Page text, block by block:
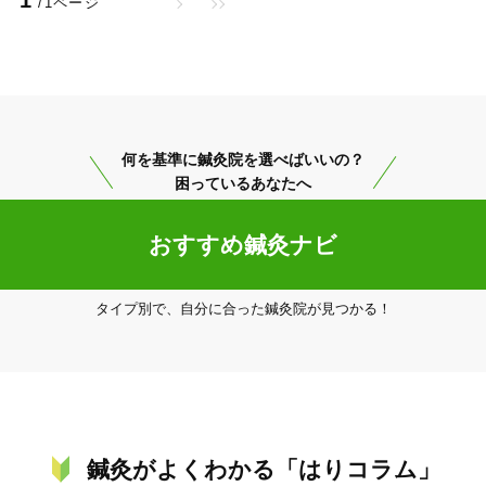
変更する
何を基準に鍼灸院を選べばいいの？
困っているあなたへ
おすすめ鍼灸ナビ
タイプ別で、自分に合った鍼灸院が見つかる！
鍼灸がよくわかる「はりコラム」